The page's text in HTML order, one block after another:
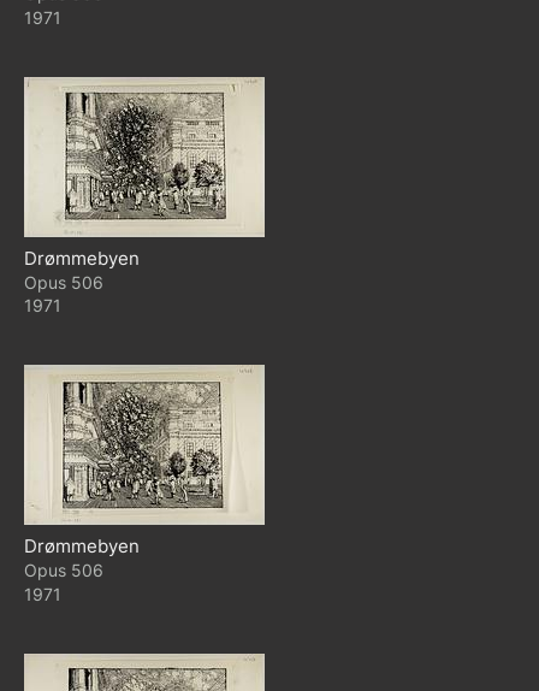
1971
Drømmebyen
506
1971
Drømmebyen
506
1971